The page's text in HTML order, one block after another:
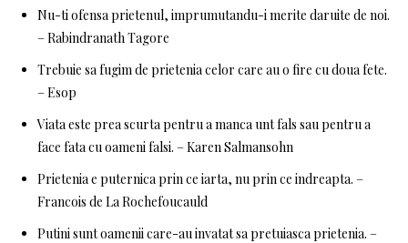
Nu-ti ofensa prietenul, imprumutandu-i merite daruite de noi.
– Rabindranath Tagore
Trebuie sa fugim de prietenia celor care au o fire cu doua fete.
– Esop
Viata este prea scurta pentru a manca unt fals sau pentru a
face fata cu oameni falsi. – Karen Salmansohn
Prietenia e puternica prin ce iarta, nu prin ce indreapta. –
Francois de La Rochefoucauld
Putini sunt oamenii care-au invatat sa pretuiasca prietenia. –